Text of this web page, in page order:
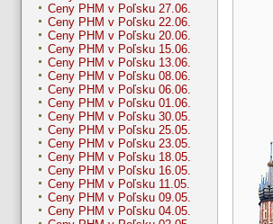
Ceny PHM v Poľsku 27.06.
Ceny PHM v Poľsku 22.06.
Ceny PHM v Poľsku 20.06.
Ceny PHM v Poľsku 15.06.
Ceny PHM v Poľsku 13.06.
Ceny PHM v Poľsku 08.06.
Ceny PHM v Poľsku 06.06.
Ceny PHM v Poľsku 01.06.
Ceny PHM v Poľsku 30.05.
Ceny PHM v Poľsku 25.05.
Ceny PHM v Poľsku 23.05.
Ceny PHM v Poľsku 18.05.
Ceny PHM v Poľsku 16.05.
Ceny PHM v Poľsku 11.05.
Ceny PHM v Poľsku 09.05.
Ceny PHM v Poľsku 04.05.